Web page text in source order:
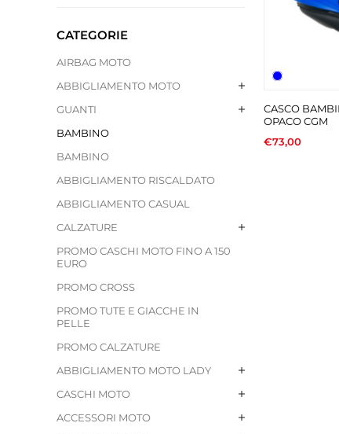
CATEGORIE
AIRBAG MOTO
ABBIGLIAMENTO MOTO
GUANTI
BAMBINO
BAMBINO
ABBIGLIAMENTO RISCALDATO
ABBIGLIAMENTO CASUAL
CALZATURE
PROMO CASCHI MOTO FINO A 150
EURO
PROMO CROSS
PROMO TUTE E GIACCHE IN
PELLE
PROMO CALZATURE
ABBIGLIAMENTO MOTO LADY
CASCHI MOTO
ACCESSORI MOTO
CASCO
OPACO CGM
€73,00